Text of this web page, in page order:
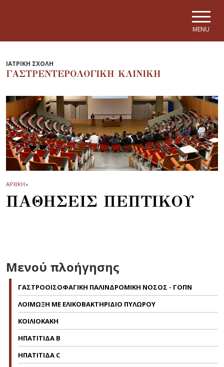
MENU
ΙΑΤΡΙΚΗ ΣΧΟΛΗ
ΓΑΣΤΡΕΝΤΕΡΟΛΟΓΙΚΗ ΚΛΙΝΙΚΗ
ΑΡΧΙΚΗ»
ΠΑΘΗΣΕΙΣ ΠΕΠΤΙΚΟΥ
Μενού πλοήγησης
ΓΑΣΤΡΟΟΙΣΟΦΑΓΙΚΗ ΠΑΛΙΝΔΡΟΜΙΚΗ ΝΟΣΟΣ - ΓΟΠΝ
ΛΟΙΜΩΞΗ ΜΕ ΕΛΙΚΟΒΑΚΤΗΡΙΔΙΟ ΠΥΛΩΡΟΥ
ΚΟΙΛΙΟΚΑΚΗ
ΗΠΑΤΙΤΙΔΑ Β
ΗΠΑΤΙΤΙΔΑ C